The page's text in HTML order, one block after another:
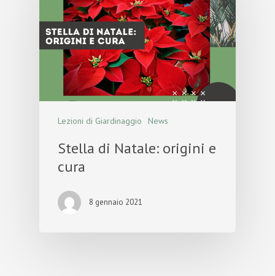
Lezioni di Giardinaggio News
Stella di Natale: origini e
cura
8 gennaio 2021